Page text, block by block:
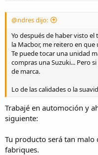
@ndres dijo:
Yo después de haber visto
la Macbor, me reitero en
Te puede tocar una unidad
compras una Suzuki... Pero
de marca.
Lo de las calidades o la
Trabajé en automoción y
siguiente:
Tu producto será tan
fabriques.